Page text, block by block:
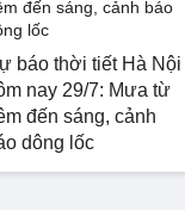
báo thời tiết Hà Nội
nay 29/7: Mưa từ
đến sáng, cảnh
dông lốc